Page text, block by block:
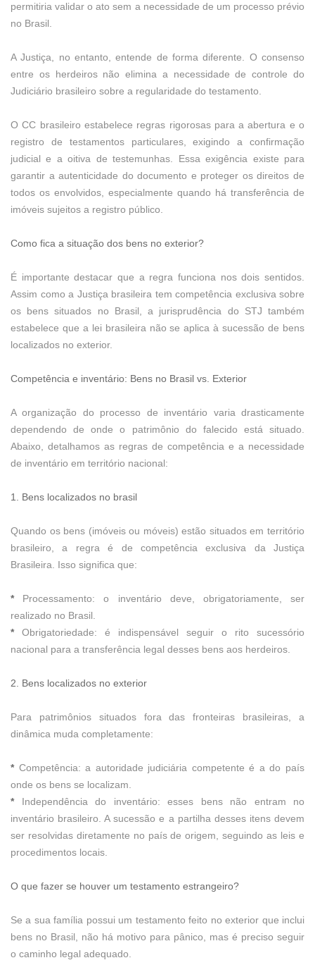
permitiria validar o ato sem a necessidade de um processo prévio
no Brasil.
A Justiça, no entanto, entende de forma diferente. O consenso
entre os herdeiros não elimina a necessidade de controle do
Judiciário brasileiro sobre a regularidade do testamento.
O CC brasileiro estabelece regras rigorosas para a abertura e o
registro de testamentos particulares, exigindo a confirmação
judicial e a oitiva de testemunhas. Essa exigência existe para
garantir a autenticidade do documento e proteger os direitos de
todos os envolvidos, especialmente quando há transferência de
imóveis sujeitos a registro público.
Como fica a situação dos bens no exterior?
É importante destacar que a regra funciona nos dois sentidos.
Assim como a Justiça brasileira tem competência exclusiva sobre
os bens situados no Brasil, a jurisprudência do STJ também
estabelece que a lei brasileira não se aplica à sucessão de bens
localizados no exterior.
Competência e inventário: Bens no Brasil vs. Exterior
A organização do processo de inventário varia drasticamente
dependendo de onde o patrimônio do falecido está situado.
Abaixo, detalhamos as regras de competência e a necessidade
de inventário em território nacional:
1. Bens localizados no brasil
Quando os bens (imóveis ou móveis) estão situados em território
brasileiro, a regra é de competência exclusiva da Justiça
Brasileira. Isso significa que:
*Processamento: o inventário deve, obrigatoriamente, ser
realizado no Brasil.
* Obrigatoriedade: é indispensável seguir o rito sucessório
nacional para a transferência legal desses bens aos herdeiros.
2. Bens localizados no exterior
Para patrimônios situados fora das fronteiras brasileiras, a
dinâmica muda completamente:
* Competência: a autoridade judiciária competente é a do país
onde os bens se localizam.
* Independência do inventário: esses bens não entram no
inventário brasileiro. A sucessão e a partilha desses itens devem
ser resolvidas diretamente no país de origem, seguindo as leis e
procedimentos locais.
O que fazer se houver um testamento estrangeiro?
Se a sua família possui um testamento feito no exterior que inclui
bens no Brasil, não há motivo para pânico, mas é preciso seguir
o caminho legal adequado.